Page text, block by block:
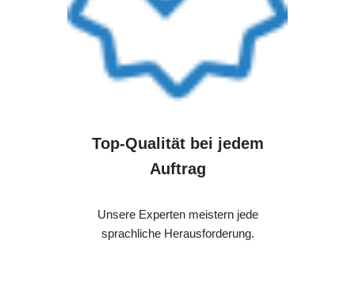
Top-Qualität bei jedem
Auftrag
Unsere Experten meistern jede
sprachliche Herausforderung.